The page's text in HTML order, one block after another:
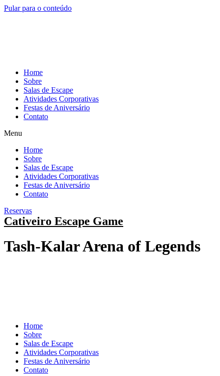
Pular para o conteúdo
Home
Sobre
Salas de Escape
Atividades Corporativas
Festas de Aniversário
Contato
Menu
Home
Sobre
Salas de Escape
Atividades Corporativas
Festas de Aniversário
Contato
Reservas
Cativeiro Escape Game
Tash-Kalar Arena of Legends
Home
Sobre
Salas de Escape
Atividades Corporativas
Festas de Aniversário
Contato